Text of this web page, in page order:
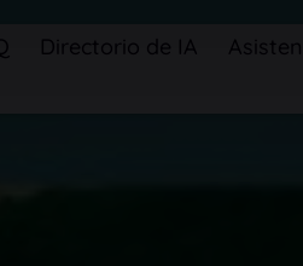
Directorio de IA